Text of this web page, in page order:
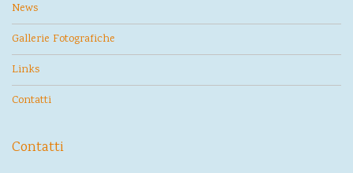
News
Gallerie Fotografiche
Links
Contatti
Contatti